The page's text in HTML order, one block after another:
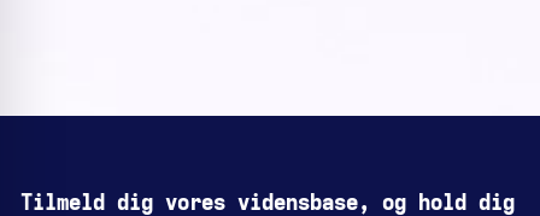
Tilmeld dig vores vidensbase, og hold dig